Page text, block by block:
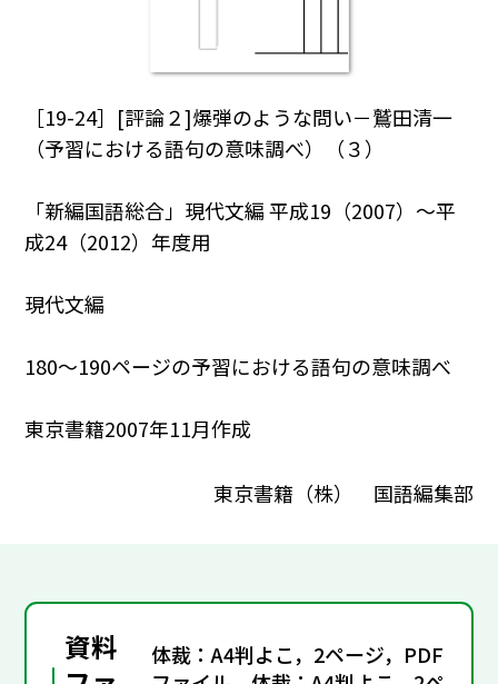
［19-24］[評論２]爆弾のような問い－鷲田清一
（予習における語句の意味調べ）（３）
「新編国語総合」現代文編 平成19（2007）～平
成24（2012）年度用
現代文編
180～190ページの予習における語句の意味調べ
東京書籍2007年11月作成
東京書籍（株） 国語編集部
資料
体裁：A4判よこ，2ページ，PDF